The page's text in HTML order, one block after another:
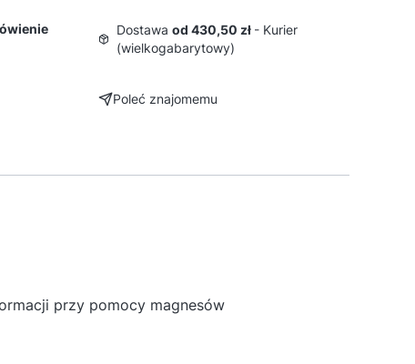
Dostawaod 430,50 zł - Kurier
(wielkogabarytowy)
Poleć znajomemu
przy pomocy magnesów